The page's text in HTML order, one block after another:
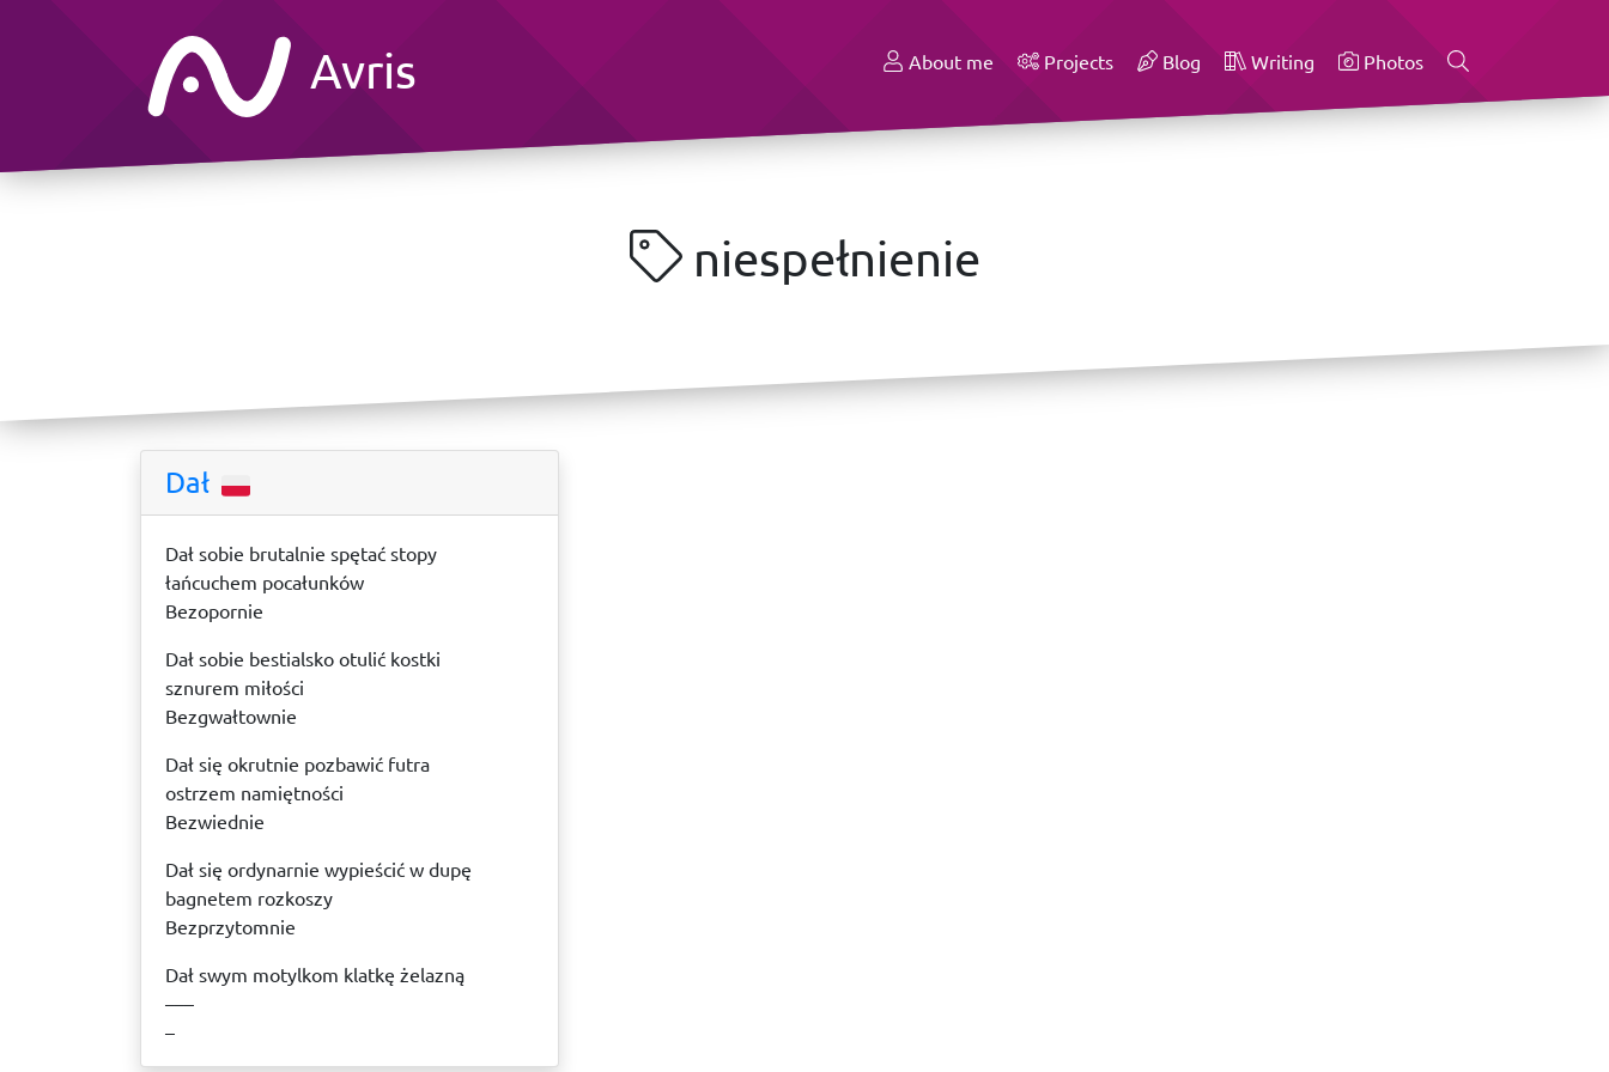
Avris About me Projects Blog Writing Photos
niespełnienie
Dał
Dał sobie brutalnie spętać stopy
łańcuchem pocałunków
Bezopornie
Dał sobie bestialsko otulić kostki
sznurem miłości
Bezgwałtownie
Dał się okrutnie pozbawić futra
ostrzem namiętności
Bezwiednie
Dał się ordynarnie wypieścić w dupę
bagnetem rozkoszy
Bezprzytomnie
Dał swym motylkom klatkę żelazną
–––
–